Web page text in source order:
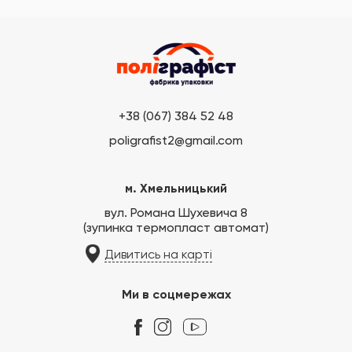
+38 (067) 384 52 48
poligrafist2@gmail.com
м. Хмельницький
вул. Романа Шухевича 8
(зупинка термопласт автомат)
Дивитись на карті
Ми в соцмережах